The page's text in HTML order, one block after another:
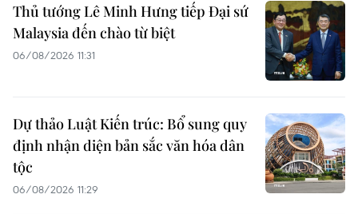
Thủ tướng Lê Minh Hưng tiếp Đại sứ
Malaysia đến chào từ biệt
06/08/2026 11:31
Dự thảo Luật Kiến trúc: Bổ sung quy
định nhận diện bản sắc văn hóa dân
tộc
06/08/2026 11:29